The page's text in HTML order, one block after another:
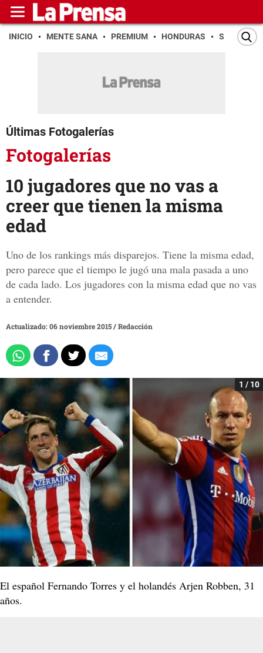
INICIO MENTE SANA PREMIUM HONDURAS SAN PEDRO
Últimas Fotogalerías
Fotogalerías
10 jugadores que no vas a
creer que tienen la misma
edad
Uno de los rankings más disparejos. Tiene la misma edad,
pero parece que el tiempo le jugó una mala pasada a uno
de cada lado. Los jugadores con la misma edad que no vas
a entender.
Actualizado: 06 noviembre 2015/Redacción
1 / 10
El español Fernando Torres y el holandés Arjen Robben, 31
años.